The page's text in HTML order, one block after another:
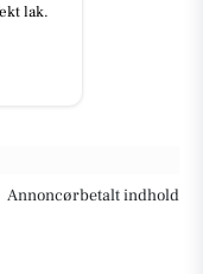
lak.
Annoncørbetalt indhold